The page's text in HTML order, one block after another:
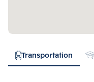
Transportation